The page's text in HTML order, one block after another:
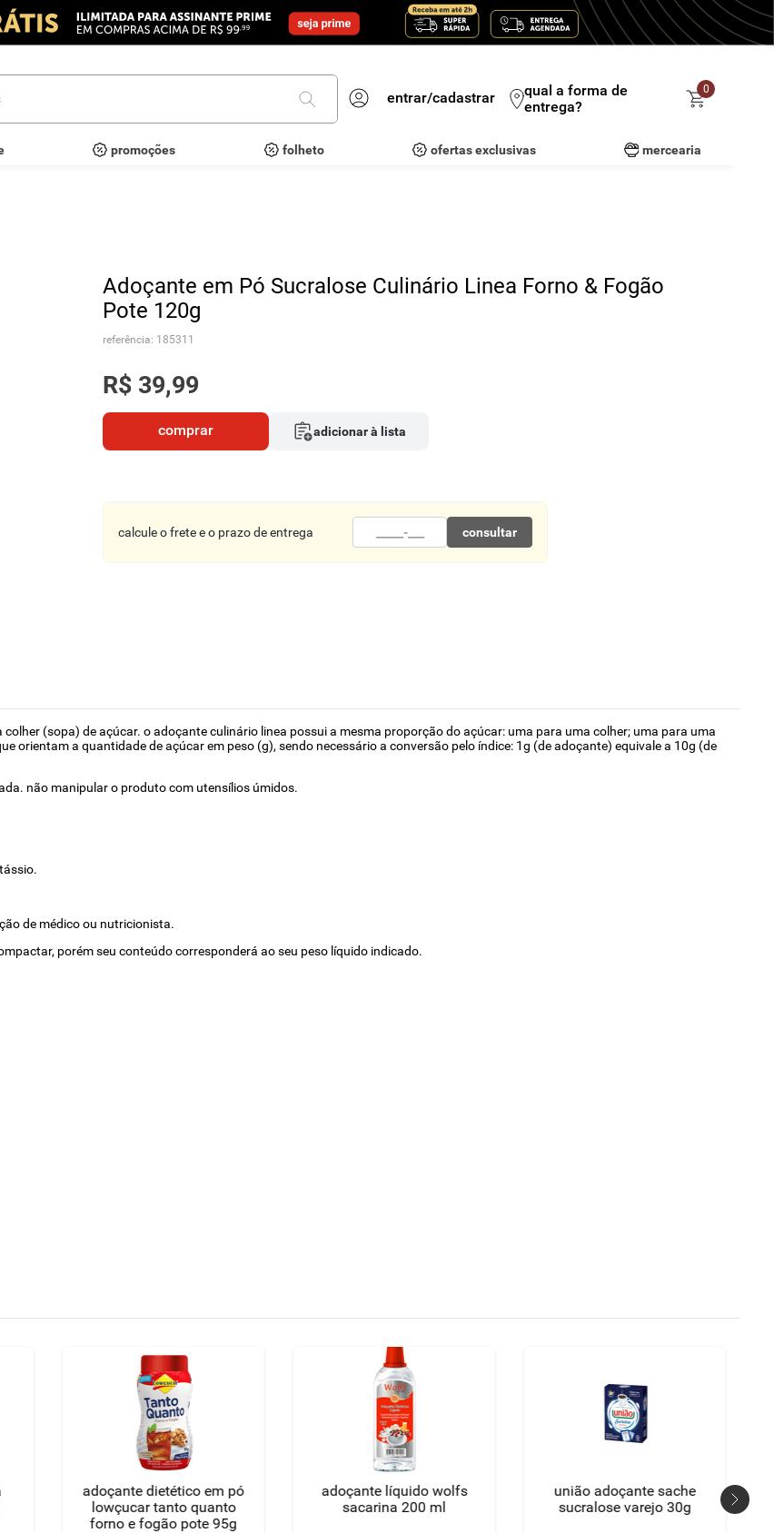
entrar/cadastrar
qual a forma de
entrega?
0
promoções folheto ofertas exclusivas mercearia
Adoçante em Pó Sucralose Culinário Linea Forno & Fogão
Pote 120g
referência: 185311
R$ 39,99
comprar adicionar à lista
calcule o frete e o prazo de entrega consultar
(sopa) de açúcar. o adoçante culinário linea possui a mesma proporção do açúcar: uma para uma colher; uma para uma
orientam a quantidade de açúcar em peso (g), sendo necessário a conversão pelo índice: 1g (de adoçante) equivale a 10g (de
não manipular o produto com utensílios úmidos.
de médico ou nutricionista.
porém seu conteúdo corresponderá ao seu peso líquido indicado.
adoçante dietético em pó
lowçucar tanto quanto
forno e fogão pote 95g
adoçante líquido wolfs
sacarina 200 ml
união adoçante sache
sucralose varejo 30g